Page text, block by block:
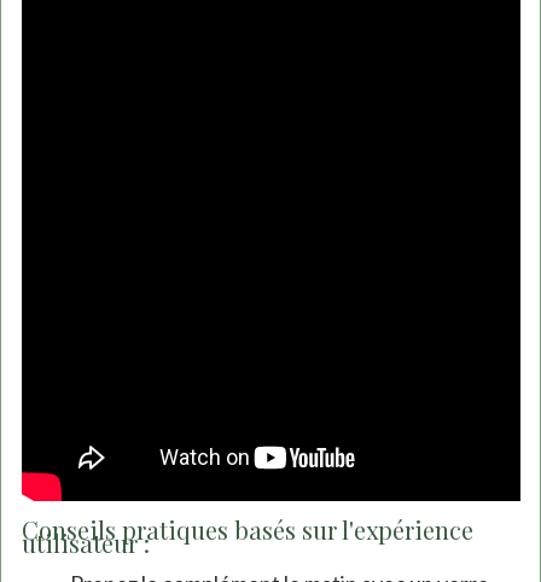
Conseils pratiques basés sur l'expérience
utilisateur :